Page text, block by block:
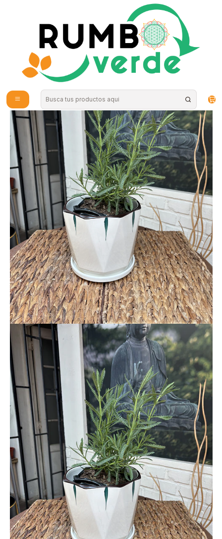
Envío gratis por compras sobre los 59.990 en la provincia de Santiago
Plantas de Exterior
Plantas RV - Lavanda Francesa tamaño M / Retiro en tienda